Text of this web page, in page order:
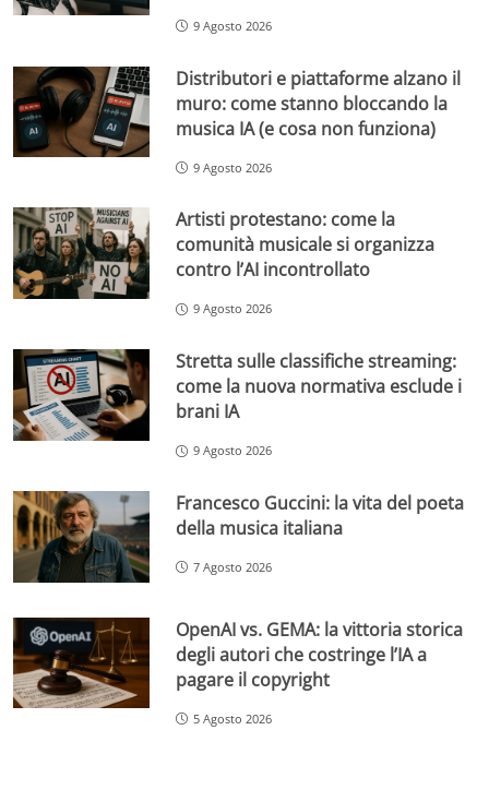
9 Agosto 2026
Distributori e piattaforme alzano il
muro: come stanno bloccando la
musica IA (e cosa non funziona)
9 Agosto 2026
Artisti protestano: come la
comunità musicale si organizza
contro l’AI incontrollato
9 Agosto 2026
Stretta sulle classifiche streaming:
come la nuova normativa esclude i
brani IA
9 Agosto 2026
Francesco Guccini: la vita del poeta
della musica italiana
7 Agosto 2026
OpenAI vs. GEMA: la vittoria storica
degli autori che costringe l’IA a
pagare il copyright
5 Agosto 2026